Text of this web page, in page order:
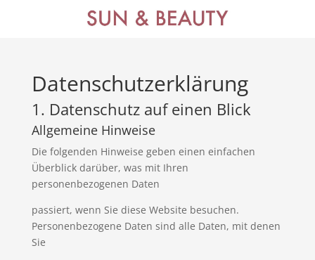
Datenschutzerklärung
1. Datenschutz auf einen Blick
Allgemeine Hinweise
Die folgenden Hinweise geben einen einfachen
Überblick darüber, was mit Ihren
personenbezogenen Daten
passiert, wenn Sie diese Website besuchen.
Personenbezogene Daten sind alle Daten, mit denen
Sie